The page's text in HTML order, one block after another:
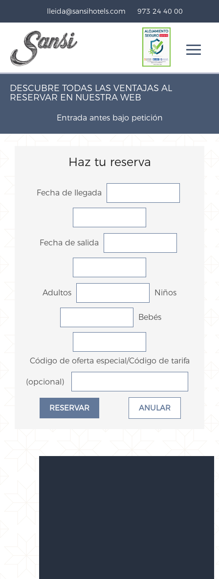
lleida@sansihotels.com 973 24 40 00
DESCUBRE TODAS LAS VENTAJAS AL
RESERVAR EN NUESTRA WEB
Entrada antes bajo petición
Haz tu reserva
Fecha de llegada
Fecha de salida
Adultos Niños
Bebés
Código de oferta especial/Código de tarifa
(opcional)
ANULAR